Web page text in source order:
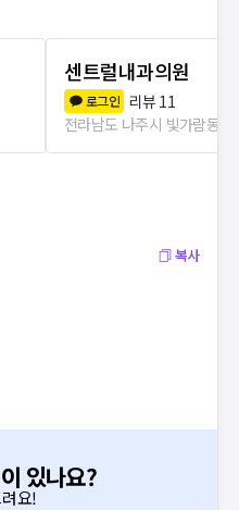
센트럴내과의원
로그인 리뷰 11
전라남도 나주시 빛가람동
복사
있나요?
요!